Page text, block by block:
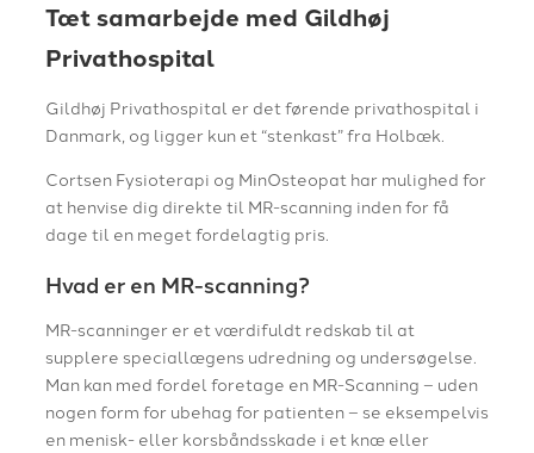
Tæt samarbejde med Gildhøj
Privathospital
Gildhøj Privathospital er det førende privathospital i
Danmark, og ligger kun et “stenkast” fra Holbæk.
Cortsen Fysioterapi og MinOsteopat har mulighed for
at henvise dig direkte til MR-scanning inden for få
dage til en meget fordelagtig pris.
Hvad er en MR-scanning?
MR-scanninger er et værdifuldt redskab til at
supplere speciallægens udredning og undersøgelse.
Man kan med fordel foretage en MR-Scanning – uden
nogen form for ubehag for patienten – se eksempelvis
en menisk- eller korsbåndsskade i et knæ eller